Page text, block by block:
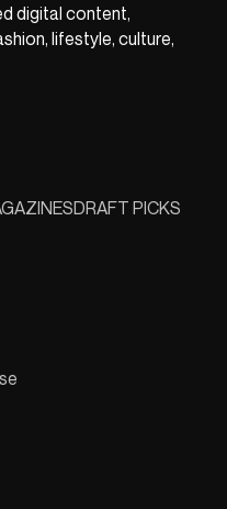
digital content,
lifestyle, culture,
DRAFT PICKS